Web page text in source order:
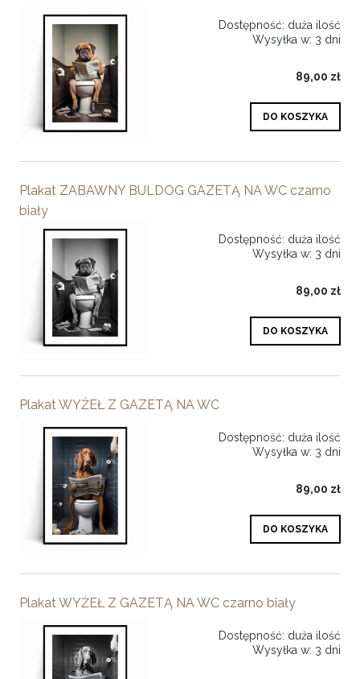
Dostępność: duża ilość
Wysyłka w: 3 dni
89,00 zł
DO KOSZYKA
Plakat ZABAWNY BULDOG GAZETĄ NA WC czarno
biały
Dostępność: duża ilość
Wysyłka w: 3 dni
89,00 zł
DO KOSZYKA
Plakat WYŻEŁ Z GAZETĄ NA WC
Dostępność: duża ilość
Wysyłka w: 3 dni
89,00 zł
DO KOSZYKA
Plakat WYŻEŁ Z GAZETĄ NA WC czarno biały
Dostępność: duża ilość
Wysyłka w: 3 dni